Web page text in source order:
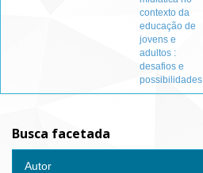
contexto da
educação de
jovens e
adultos :
desafios e
possibilidades
Busca facetada
Autor